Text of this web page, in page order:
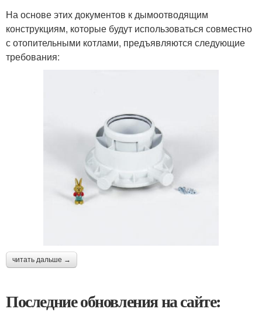
На основе этих документов к дымоотводящим
конструкциям, которые будут использоваться совместно
с отопительными котлами, предъявляются следующие
требования:
читать дальше →
Последние обновления на сайте: